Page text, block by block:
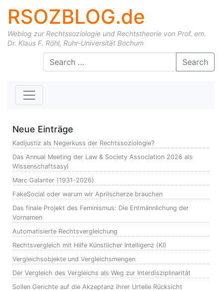
RSOZBLOG.de
Weblog zur Rechtssoziologie und Rechtstheorie von Prof. em.
Dr. Klaus F. Röhl, Ruhr-Universität Bochum
Skip to content Search
Neue Einträge
Kadijustiz als Negerkuss der Rechtssoziologie?
Das Annual Meeting der Law & Society Association 2026 als
Wissenschaftsasyl
Marc Galanter (1931-2026)
FakeSocial oder warum wir Aprilscherze brauchen
Das finale Projekt des Feminismus: Die Entmännlichung der
Vornamen
Automatisierte Rechtsvergleichung
Rechtsvergleich mit Hilfe Künstlicher Intelligenz (KI)
Vergleichsobjekte und Vergleichsmengen
Der Vergleich des Vergleichs als Weg zur Interdisziplinarität
Sollen Gerichte auf die Akzeptanz ihrer Urteile Rücksicht